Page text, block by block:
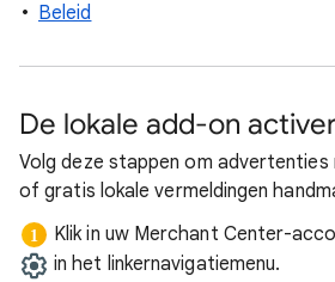
Beleid
De lokale add-on
Volg deze stappen om
of gratis lokale vermeldingen
Klik in uw Merchant Center-
in het linkernavigatiemenu.